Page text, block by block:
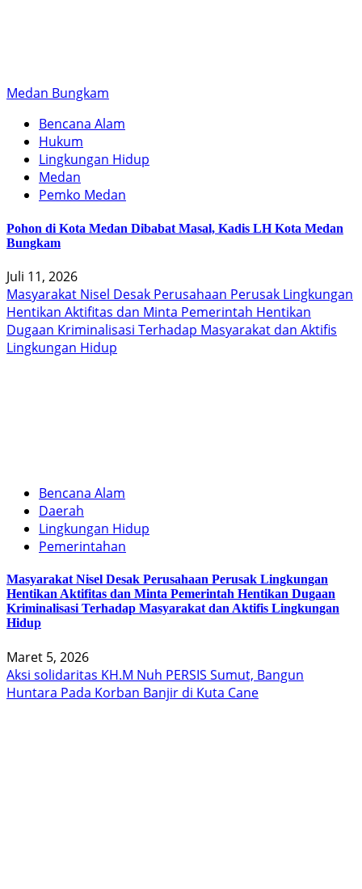
Medan Bungkam
Bencana Alam
Hukum
Lingkungan Hidup
Medan
Pemko Medan
Pohon di Kota Medan Dibabat Masal, Kadis LH Kota Medan
Bungkam
Juli 11, 2026
Masyarakat Nisel Desak Perusahaan Perusak Lingkungan
Hentikan Aktifitas dan Minta Pemerintah Hentikan
Dugaan Kriminalisasi Terhadap Masyarakat dan Aktifis
Lingkungan Hidup
Bencana Alam
Daerah
Lingkungan Hidup
Pemerintahan
Masyarakat Nisel Desak Perusahaan Perusak Lingkungan
Hentikan Aktifitas dan Minta Pemerintah Hentikan Dugaan
Kriminalisasi Terhadap Masyarakat dan Aktifis Lingkungan
Hidup
Maret 5, 2026
Aksi solidaritas KH.M Nuh PERSIS Sumut, Bangun
Huntara Pada Korban Banjir di Kuta Cane